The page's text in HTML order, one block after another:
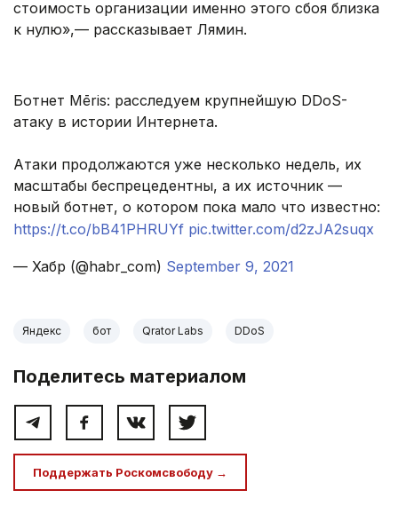
стоимость организации именно этого сбоя близка
к нулю»,— рассказывает Лямин.
Ботнет Mēris: расследуем крупнейшую DDoS-
атаку в истории Интернета.
Атаки продолжаются уже несколько недель, их
масштабы беспрецедентны, а их источник —
новый ботнет, о котором пока мало что известно:
https://t.co/bB41PHRUYf pic.twitter.com/d2zJA2suqx
— Хабр (@habr_com) September 9, 2021
Яндекс бот Qrator Labs DDoS
Поделитесь материалом
Поддержать Роскомсвободу →